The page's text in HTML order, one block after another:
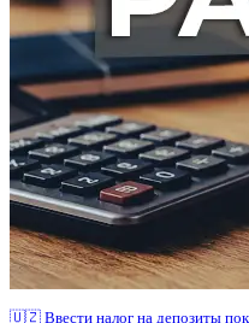
🇺🇿 Ввести налог на депозиты